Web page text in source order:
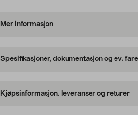
Mer informasjon
Spesifikasjoner, dokumentasjon og ev.
Kjøpsinformasjon, leveranser og returer